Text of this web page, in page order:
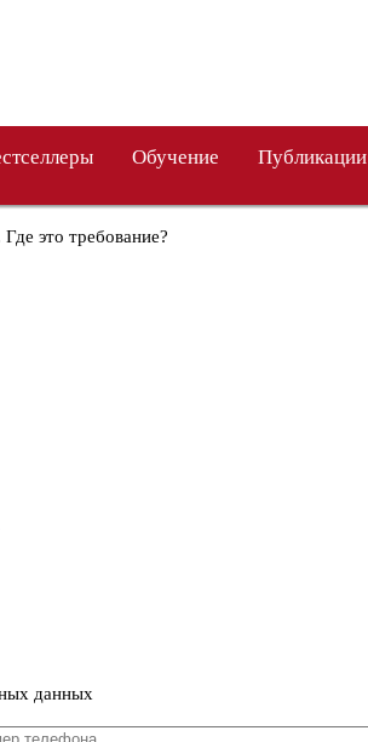
Обучение Публикации
это требование?
данных